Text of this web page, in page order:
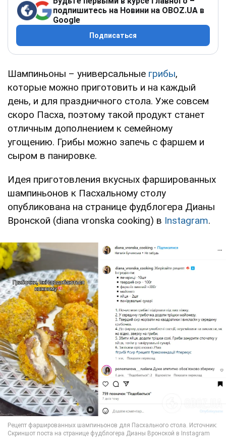
подпишитесь на Новини на OBOZ.UA в
Google
Подписаться
Шампиньоны – универсальные грибы,
которые можно приготовить и на каждый
день, и для праздничного стола. Уже совсем
скоро Пасха, поэтому такой продукт станет
отличным дополнением к семейному
угощению. Грибы можно запечь с фаршем и
сыром в панировке.
Идея приготовления вкусных фаршированных
шампиньонов к Пасхальному столу
опубликована на странице фудблогера Дианы
Вронской (diana vronska cooking) в Instagram.